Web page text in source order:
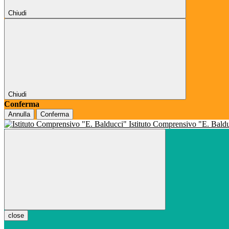
Chiudi
Chiudi
Conferma
Annulla Conferma
Istituto Comprensivo "E.
close